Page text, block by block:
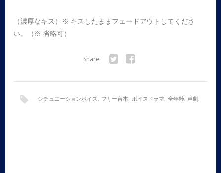
（濃厚なキス）※ キスしたままフェードアウトしてくださ
い。（※ 省略可）
Share:
シチュエーションボイス, フリー台本, ボイスドラマ, 全年齢, 声劇,